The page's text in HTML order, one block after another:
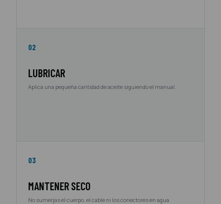
02
LUBRICAR
Aplica una pequeña cantidad de aceite siguiendo el manual.
03
MANTENER SECO
No sumerjas el cuerpo, el cable ni los conectores en agua.